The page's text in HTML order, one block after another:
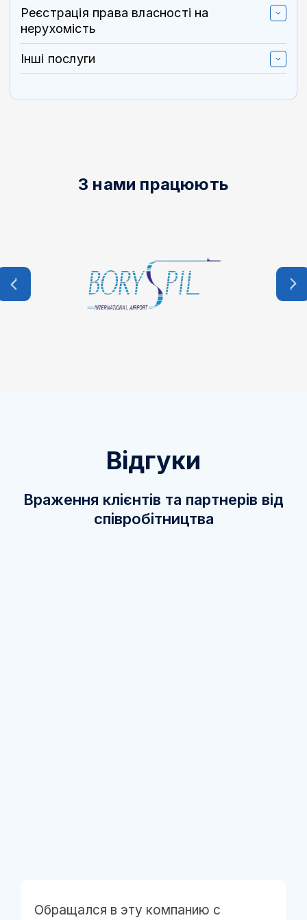
Реєстрація права власності на
нерухомість
Інші послуги
З нами працюють
Відгуки
Враження клієнтів та партнерів від
співробітництва
Обращался в эту компанию с